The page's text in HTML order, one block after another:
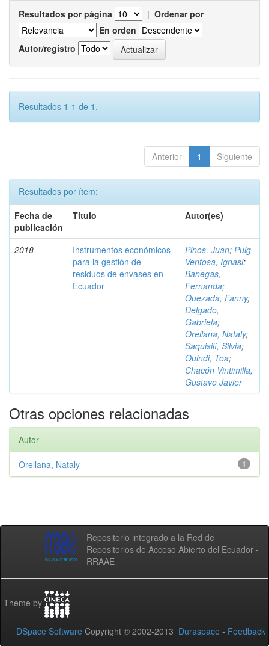
Resultados por página | Ordenar por
En orden
Autor/registro
Resultados 1-1 de 1.
Anterior 1 Siguiente
Resultados por ítem:
Fecha de
publicación
Título Autor(es)
2018
Instrumentos económicos
para la gestión de
residuos de envases en
Ecuador
Pinos, Juan; Puig
Ventosa, Ignasi;
Banegas,
Fernanda;
Quezada, Fanny;
Delgado,
Gabriela;
Orellana, Nataly;
Saquisilí, Silvia;
Quindi, Toa;
Chacón Vintimilla,
Gustavo Javier
Otras opciones relacionadas
Autor
1
Orellana, Nataly
Repositorio integrado a la Red de
Repositorios de Acceso Abierto del Ecuador -
RRAAE
Theme by
DSpace Software Copyright © 2002-2013 Duraspace - Feedback